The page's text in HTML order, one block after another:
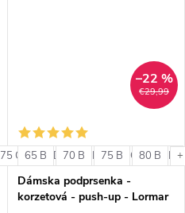
75 C 75 D 80 B 80 C 80 D
€29,99
–22 %
65 B 70 B 75 B 80 B
Dámska podprsenka -
korzetová - push-up - Lormar